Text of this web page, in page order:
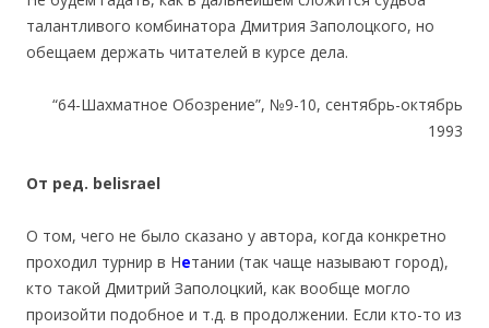
талантливого комбинатора Дмитрия Заполоцкого, но
обещаем держать читателей в курсе дела.
“64-Шахматное Обозрение”, №9-10, сентябрь-октябрь
1993
От ред. belisrael
О том, чего не было сказано у автора, когда конкретно
проходил турнир в Нетании (так чаще называют город),
кто такой Дмитрий Заполоцкий, как вообще могло
произойти подобное и т.д. в продолжении. Если кто-то из